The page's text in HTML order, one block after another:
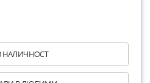
НАЛИЧНОСТ